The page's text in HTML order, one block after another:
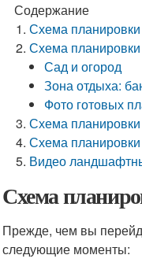
Содержание
Схема планировки
Схема планировки
Сад и огород
Зона отдыха:
Фото готовых
Схема
Схема планировки
Видео
Схема
Прежде, чем вы
следующие моменты: